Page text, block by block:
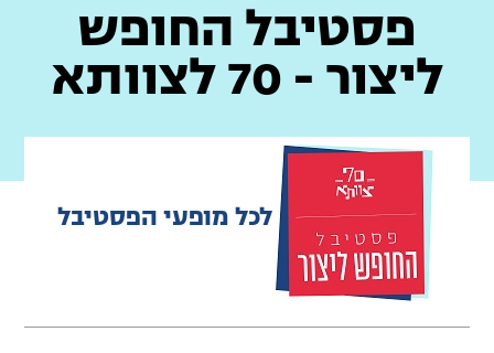
פסטיבל החופש
ליצור - 70 לצוותא
לכל מופעי הפסטיבל